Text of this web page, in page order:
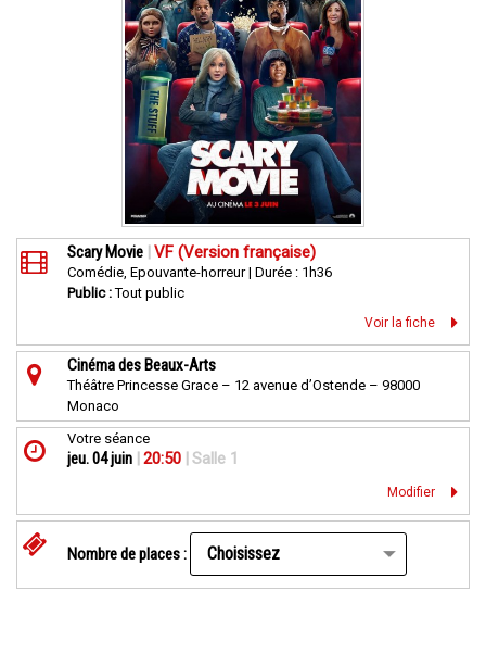
Scary Movie VF (Version française)
Comédie, Epouvante-horreur | Durée : 1h36
Public :Tout public
Voir la fiche
Cinéma des Beaux-Arts
Théâtre Princesse Grace – 12 avenue d’Ostende – 98000
Monaco
Votre séance
jeu. 04 juin 20:50 Salle 1
Modifier
Nombre de places :